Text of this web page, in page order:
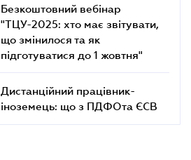
Безкоштовний вебінар
"ТЦУ-2025: хто має звітувати,
що змінилося та як
підготуватися до 1 жовтня"
Дистанційний працівник-
іноземець: що з ПДФОта ЄСВ